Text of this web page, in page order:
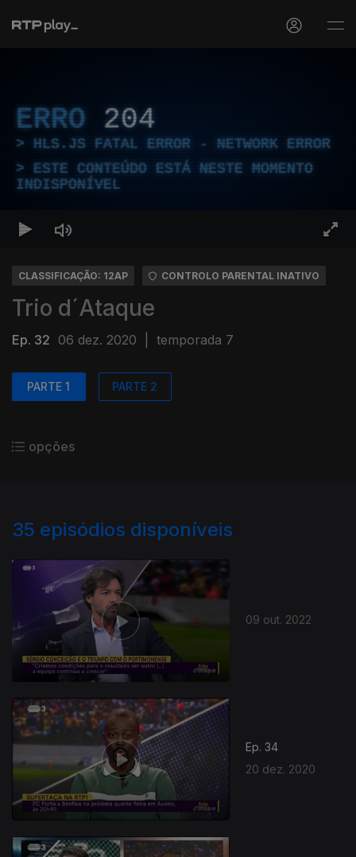
ERRO 204
HLS.JS FATAL ERROR - NETWORK ERROR
ESTE CONTEÚDO ESTÁ NESTE MOMENTO
INDISPONÍVEL
CLASSIFICAÇÃO: 12AP CONTROLO PARENTAL INATIVO
Trio d´Ataque
Ep. 32 06 dez. 2020 temporada 7
PARTE 1 PARTE 2
opções
35 episódios disponíveis
09 out. 2022
Ep. 34
20 dez. 2020